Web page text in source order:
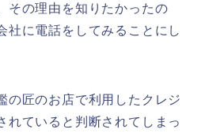
その理由を知りたかったの
社に電話をしてみることにし
の匠のお店で利用したクレジ
れていると判断されてしまっ